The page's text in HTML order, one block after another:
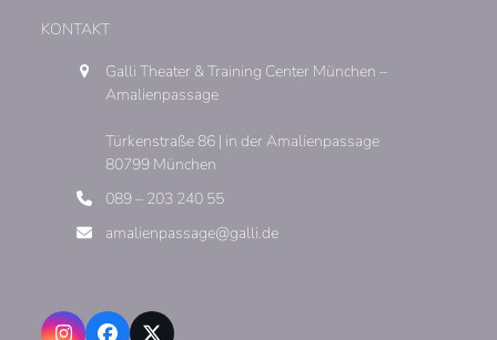
KONTAKT
Galli Theater & Training Center München –
Amalienpassage
Türkenstraße 86 | in der Amalienpassage
80799 München
089 – 203 240 55
amalienpassage@galli.de